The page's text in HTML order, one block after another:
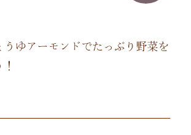
うゆアーモンドでたっぷり野菜を